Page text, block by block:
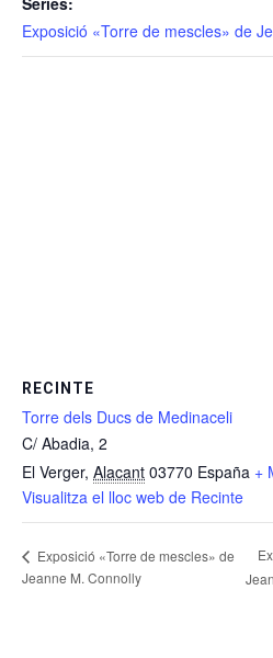
Exposició «Torre de mescles» de
RECINTE
Torre dels Ducs de Medinaceli
C/ Abadia, 2
El Verger, Alacant 03770 España +
Visualitza el lloc web de Recinte
Exposició «Torre de mescles» de
Jeanne M. Connolly